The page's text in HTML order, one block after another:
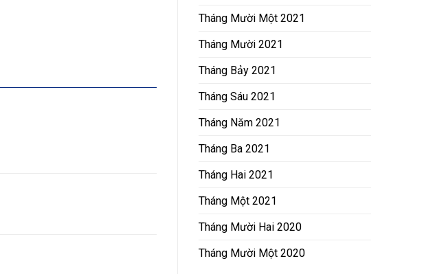
Tháng Mười Một 2021
Tháng Mười 2021
Tháng Bảy 2021
Tháng Sáu 2021
Tháng Năm 2021
Tháng Ba 2021
Tháng Hai 2021
Tháng Một 2021
Tháng Mười Hai 2020
Tháng Mười Một 2020